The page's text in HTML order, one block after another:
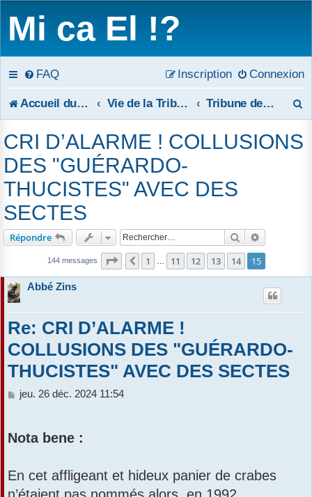
Mi ca El !?
FAQ Connexion
Inscription
Accueil du forum Vie de la Tribune Tribune de réponses publiques
h
CRI D’ALARME ! COLLUSIONS
DES "GUÉRARDO-
THUCISTES" AVEC DES
SECTES
Répondre Rechercher
144 messages Page 15 sur 15
Précédent
1 11 12 13 14 15
Abbé Zins
Re: CRI D’ALARME !
COLLUSIONS DES "GUÉRARDO-
THUCISTES" AVEC DES SECTES
M
s
a
e
jeu. 26 déc. 2024 11:54
Nota bene :
En cet affligeant et hideux panier de crabes